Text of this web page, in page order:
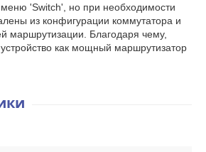
'Switch', но при необходимости
из конфигурации коммутатора и
маршрутизации. Благодаря чему,
как мощный маршрутизатор